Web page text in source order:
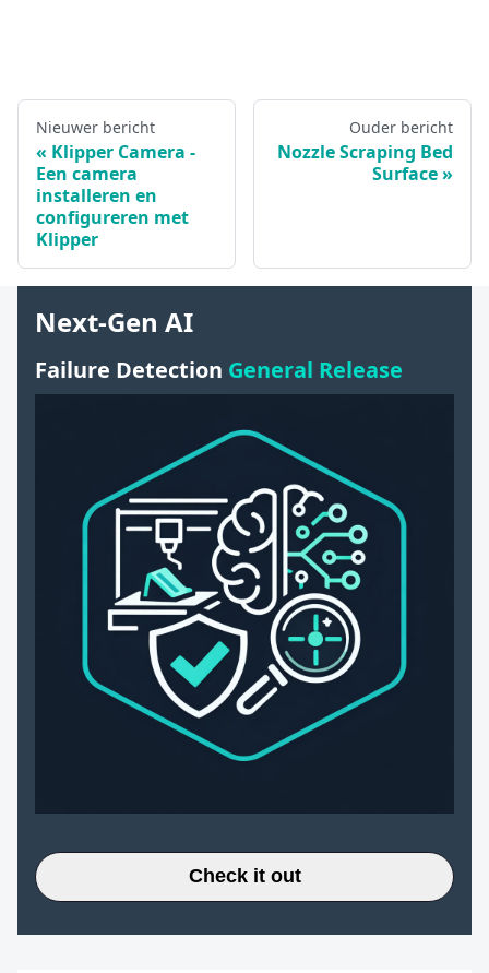
Nieuwer bericht
Klipper Camera -
Een camera
installeren en
configureren met
Klipper
Ouder bericht
Nozzle Scraping Bed
Surface
Next-Gen AI
Failure Detection General Release
Check it out